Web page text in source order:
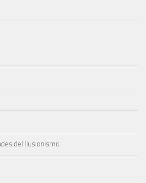
del Ilusionismo